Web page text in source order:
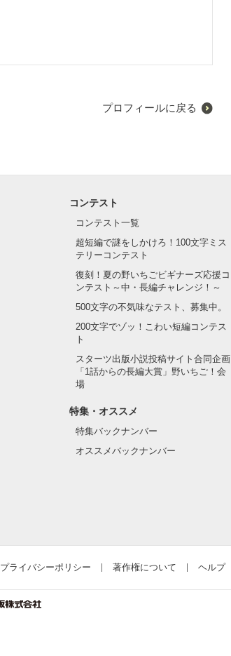
プロフィールに戻る
コンテスト
コンテスト一覧
超短編で謎をしかけろ！100文字ミス
テリーコンテスト
復刻！夏の野いちごビギナーズ応援コ
ンテスト～中・長編チャレンジ！～
500文字の不気味なテスト、募集中。
200文字でゾッ！こわい短編コンテス
ト
スターツ出版小説投稿サイト合同企画
「1話からの長編大賞」野いちご！会
場
特集・オススメ
特集バックナンバー
オススメバックナンバー
プライバシーポリシー 著作権について ヘルプ